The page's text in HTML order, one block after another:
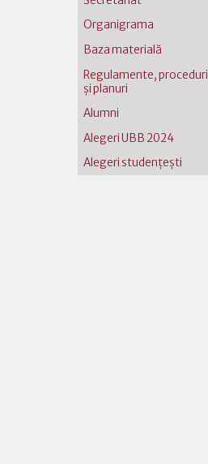
Organigrama
Baza materială
Regulamente, proceduri
și planuri
Alumni
Alegeri UBB 2024
Alegeri studențești